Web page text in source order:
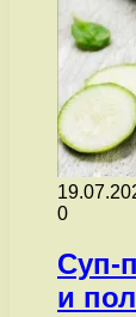
0
Суп-
и